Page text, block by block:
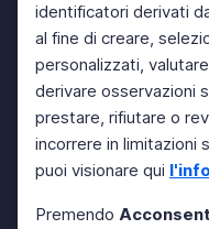
identificatori derivati
al fine di creare,
personalizzati,
derivare osservazioni
prestare, rifiutare o
incorrere in limitazioni
puoi visionare qui
Premendo